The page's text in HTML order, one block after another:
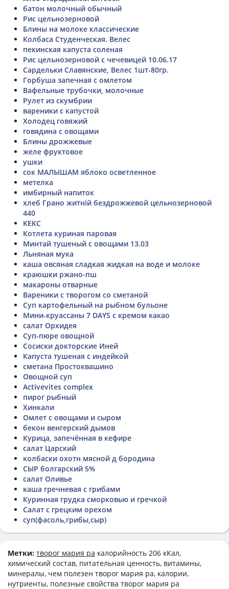
батон молочный обычный
Рис цельнозерновой
Блины на молоке классические
Колбаса Студенческая. Велес
пекинская капуста соленая
Рис цельнозерновой с чечевицей 10.06.17
Сардельки Славянские, Велес 1шт-80гр.
Горбуша запечная с омлетом
Вафельные трубочки, молочные
Рулет из скумбрии
вареники с капустой
Холодец говяжий
говядина с овощами
Блины дрожжевые
желе фруктовое
ушки
сок МАЛЫШАМ яблоко осветленное
метелка
имбирный напиток
хлеб Грано житній бездрожжевой цельнозерновой
440
КЕКС
Котлета куриная паровая
Минтай тушеный с овощами 13.03
Льняная мука
каша овсяная сладкая жидкая на воде и молоке
краюшки ржано-пш
макароны отварные
Вареники с творогом со сметаной
Суп картофельный на рыбном бульоне
Мини-круассаны 7 DAYS с кремом какао
салат Орхидея
Суп-пюре овощной
Сосиски докторские Иней
Капуста тушеная с индейкой
сметана Простоквашино
Овощной суп
Activevites complex
пирог рыбный
Хинкали
Омлет с овощами и сыром
бекон венгерский дымов
Курица, запечённая в кефире
салат Царский
колбаски охотн мясной д бородина
СЫР болгарский 5%
салат Оливье
каша гречневая с грибами
Куринная грудка сморковью и гречкой
Салат с грецким орехом
суп(фасоль,грибы,сыр)
Метки: творог мария ра калорийность 206 кКал,
химический состав, питательная ценность, витамины,
минералы, чем полезен творог мария ра, калории,
нутриенты, полезные свойства творог мария ра